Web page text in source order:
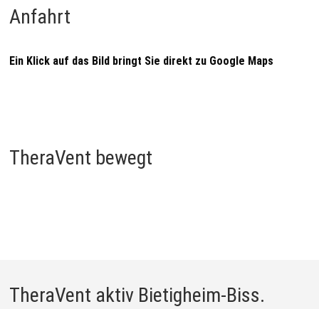
Anfahrt
Ein Klick auf das Bild bringt Sie direkt zu Google Maps
TheraVent bewegt
TheraVent aktiv Bietigheim-Biss.